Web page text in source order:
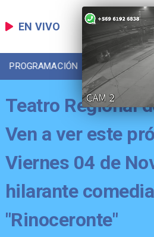
EN VIVO
PROGRAMACIÓN LOCAL
Teatro Regional
Ven a ver este
Viernes 04 de
hilarante
"Rinoceronte"